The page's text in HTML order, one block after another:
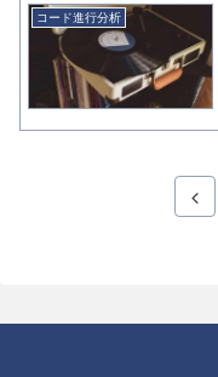
コード進行分析
前